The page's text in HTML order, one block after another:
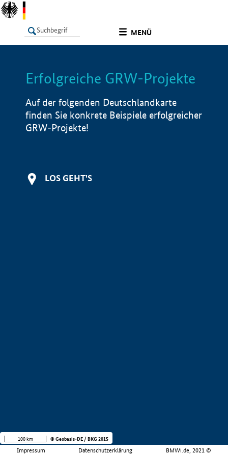
MENÜ
LISTE Info
Erfolgreiche GRW-Projekte
Auf der folgenden Deutschlandkarte
finden Sie konkrete Beispiele erfolgreicher
GRW-Projekte!
LOS GEHT'S
Impressum Datenschutzerklärung BMWi.de, 2021 ©
100 km © Geobasis-DE / BKG 2015